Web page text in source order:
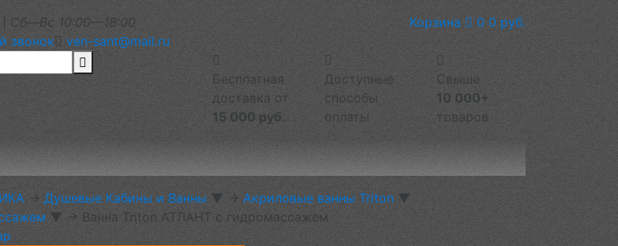
Сб—Вс 10:00—18:00
звонок
ven-sant@mail.ru
Корзина 0 0 руб.
Бесплатная
доставка от
15 000 руб.
Доступные
способы
оплаты
Свыше
10 000+
товаров
→ Душевые Кабины и Ванны ▼ → Акриловые ванны Triton ▼
▼ → Ванна Triton АТЛАНТ с гидромассажем